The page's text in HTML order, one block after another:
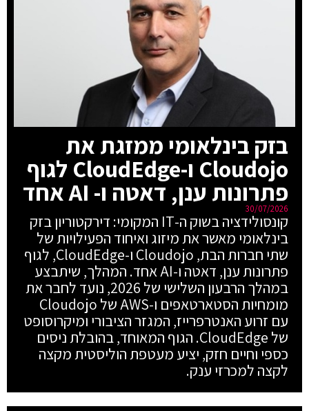
בזק בינלאומי ממזגת את
Cloudojo ו-CloudEdge לגוף
פתרונות ענן, דאטה ו- AI אחד
30/07/2026
קונסולידציה בשוק ה-IT המקומי: דירקטוריון בזק
בינלאומי מאשר את מיזוג ואיחוד הפעילויות של
שתי חברות הבת, Cloudojo ו-CloudEdge, לגוף
פתרונות ענן, דאטה ו-AI אחד. המהלך, שיתבצע
במהלך הרבעון השלישי של 2026, נועד לחבר את
מומחיות הסטארטאפים ו-AWS של Cloudojo
עם זרוע האנטרפרייז, המגזר הציבורי ומיקרוסופט
של CloudEdge. הגוף המאוחד, בהובלת ניסים
כספי וחיים חזק, יציע מעטפת הוליסטית מקצה
לקצה למכרזי ענק.